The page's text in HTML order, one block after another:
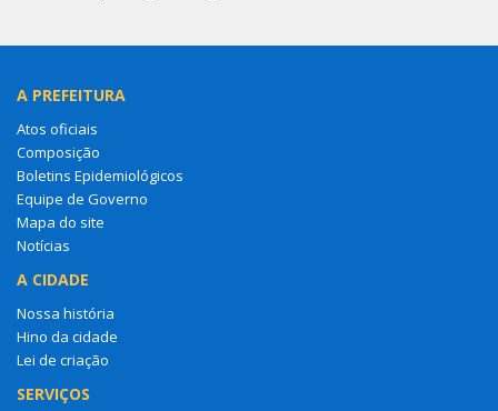
A PREFEITURA
Atos oficiais
Composição
Boletins Epidemiológicos
Equipe de Governo
Mapa do site
Notícias
A CIDADE
Nossa história
Hino da cidade
Lei de criação
SERVIÇOS